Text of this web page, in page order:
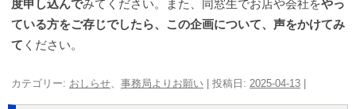
度申し込んでみてください。また、同窓生でお店や会社をやっ
ている方をご存じでしたら、この企画について、声をかけてみ
て ください。
カテゴリー: おしらせ 事務局よりお願い | 投稿日: 2025-04-13